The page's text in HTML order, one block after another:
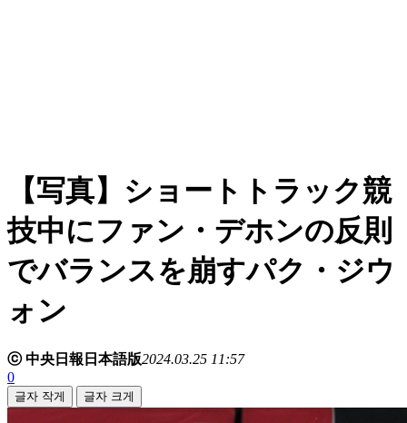
【写真】ショートトラック競
技中にファン・デホンの反則
でバランスを崩すパク・ジウ
ォン
ⓒ 中央日報日本語版2024.03.25 11:57
0
글자 작게 글자 크게